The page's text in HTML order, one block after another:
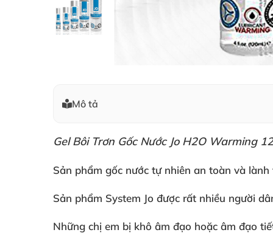
Mô tả
Gel Bôi Trơn Gốc Nước Jo H2O Warming
Sản phẩm gốc nước tự nhiên an toàn và lành
Sản phẩm System Jo được rất nhiều người
Những chị em bị khô âm đạo hoặc âm đạo